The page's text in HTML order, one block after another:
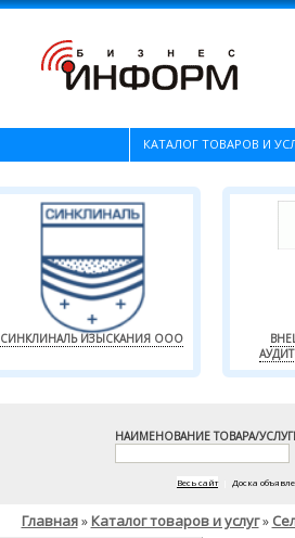
КАТАЛОГ ТОВАРОВ И
СИНКЛИНАЛЬ ИЗЫСКАНИЯ ООО
НАИМЕНОВАНИЕ ТОВАРА/
Весь сайт Доска
Главная» Каталог товаров и услуг»